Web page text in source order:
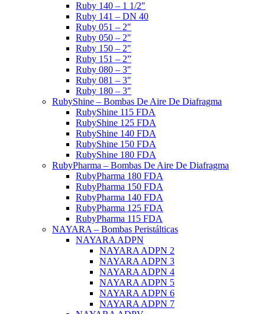
Ruby 140 – 1 1/2″
Ruby 141 – DN 40
Ruby 051 – 2″
Ruby 050 – 2″
Ruby 150 – 2″
Ruby 151 – 2”
Ruby 080 – 3″
Ruby 081 – 3″
Ruby 180 – 3″
RubyShine – Bombas De Aire De Diafragma
RubyShine 115 FDA
RubyShine 125 FDA
RubyShine 140 FDA
RubyShine 150 FDA
RubyShine 180 FDA
RubyPharma – Bombas De Aire De Diafragma
RubyPharma 180 FDA
RubyPharma 150 FDA
RubyPharma 140 FDA
RubyPharma 125 FDA
RubyPharma 115 FDA
NAYARA – Bombas Peristálticas
NAYARA ADPN
NAYARA ADPN 2
NAYARA ADPN 3
NAYARA ADPN 4
NAYARA ADPN 5
NAYARA ADPN 6
NAYARA ADPN 7